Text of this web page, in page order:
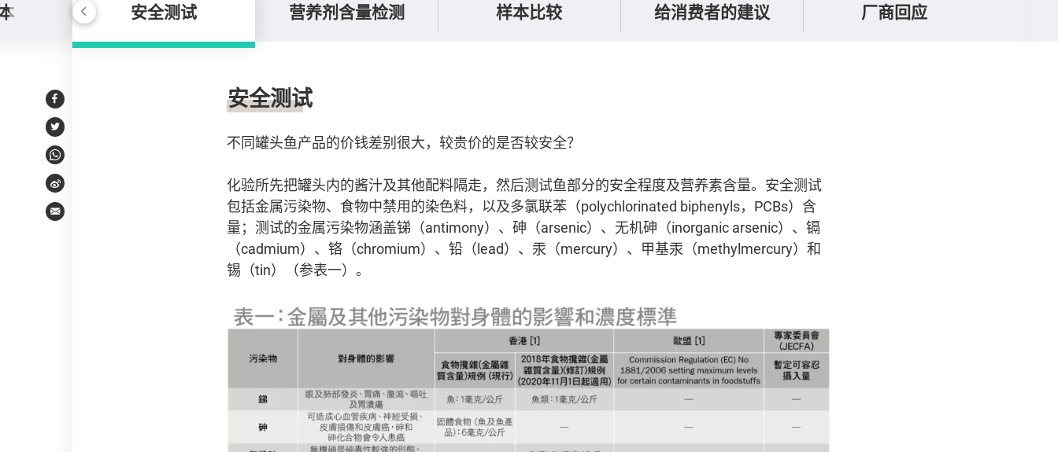
安全测试 营养剂含量检测 样本比较 给消费者的建议 厂商回应
Facebook
Twitter
WhatsApp
Weibo
Email
安全测试
安全测试
不同罐头鱼产品的价钱差别很大，较贵价的是否较安全？
化验所先把罐头内的酱汁及其他配料隔走，然后测试鱼部分的安全程度及营养素含量。安全测试
包括金属污染物、食物中禁用的染色料，以及多氯联苯（polychlorinated biphenyls，PCBs）含
量；测试的金属污染物涵盖锑（antimony）、砷（arsenic）、无机砷（inorganic arsenic）、镉
（cadmium）、铬（chromium）、铅（lead）、汞（mercury）、甲基汞（methylmercury）和
锡（tin）（参表一）。